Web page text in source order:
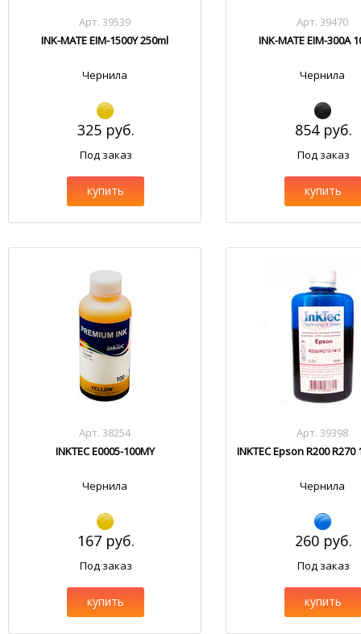
Арт. 39539
INK-MATE EIM-1500Y 250ml
Чернила
325 руб.
Под заказ
купить
Арт. 39470
INK-MATE EIM-300A
Чернила
854 руб.
Под заказ
купить
Арт. 38254
INKTEC E0005-100MY
Чернила
167 руб.
Под заказ
купить
Арт. 39398
INKTEC Epson R200 R270
Чернила
260 руб.
Под заказ
купить